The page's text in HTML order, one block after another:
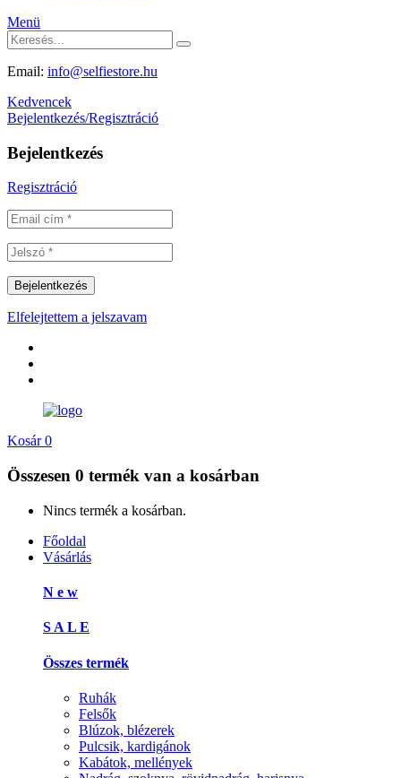
Menü
Email: info@selfiestore.hu
Kedvencek
Bejelentkezés/Regisztráció
Bejelentkezés
Regisztráció
Elfelejtettem a jelszavam
Kosár 0
Összesen 0 termék van a kosárban
Nincs termék a kosárban.
Főoldal
Vásárlás
N e w
S A L E
Összes termék
Ruhák
Felsők
Blúzok, blézerek
Pulcsik, kardigánok
Kabátok, mellények